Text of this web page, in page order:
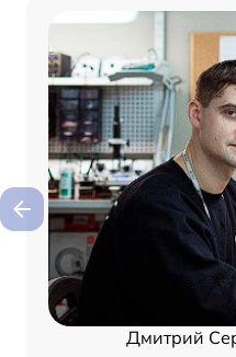
Дмитрий